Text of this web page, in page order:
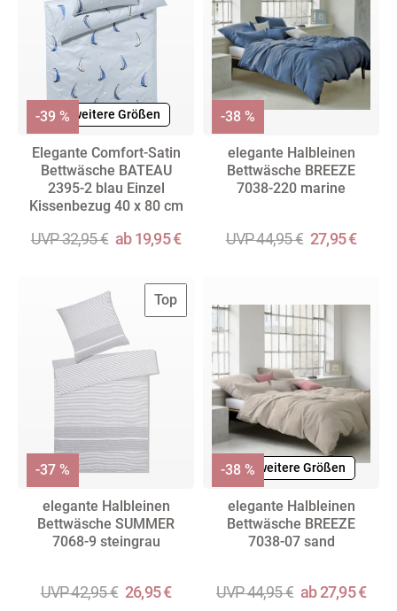
+ weitere Größen
Elegante Comfort-Satin
Bettwäsche BATEAU
2395-2 blau Einzel
Kissenbezug 40 x 80 cm
UVP 32,95 € ab 19,95 €
-39 %
elegante Halbleinen
Bettwäsche BREEZE
7038-220 marine
UVP 44,95 € 27,95 €
-38 %
Top
elegante Halbleinen
Bettwäsche SUMMER
7068-9 steingrau
UVP 42,95 € 26,95 €
-37 % + weitere Größen
elegante Halbleinen
Bettwäsche BREEZE
7038-07 sand
UVP 44,95 € ab 27,95 €
-38 %